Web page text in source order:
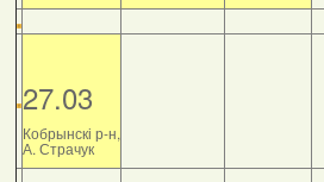
27.03
Кобрынскі р-н,
А. Страчук